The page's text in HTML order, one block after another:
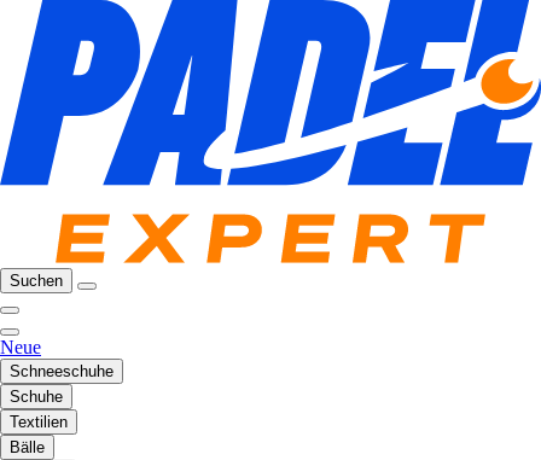
Suchen
Neue
Schneeschuhe
Schuhe
Textilien
Bälle